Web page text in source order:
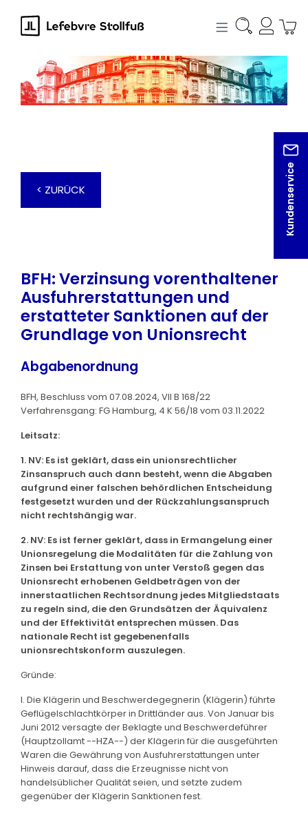
springen
Kundenservice
< ZURÜCK
BFH: Verzinsung vorenthaltener
Ausfuhrerstattungen und
erstatteter Sanktionen auf der
Grundlage von Unionsrecht
Abgabenordnung
BFH, Beschluss vom 07.08.2024, VII B 168/22
Verfahrensgang: FG Hamburg, 4 K 56/18 vom 03.11.2022
Leitsatz:
1. NV: Es ist geklärt, dass ein unionsrechtlicher
Zinsanspruch auch dann besteht, wenn die Abgaben
aufgrund einer falschen behördlichen Entscheidung
festgesetzt wurden und der Rückzahlungsanspruch
nicht rechtshängig war.
2. NV: Es ist ferner geklärt, dass in Ermangelung einer
Unionsregelung die Modalitäten für die Zahlung von
Zinsen bei Erstattung von unter Verstoß gegen das
Unionsrecht erhobenen Geldbeträgen von der
innerstaatlichen Rechtsordnung jedes Mitgliedstaats
zu regeln sind, die den Grundsätzen der Äquivalenz
und der Effektivität entsprechen müssen. Das
nationale Recht ist gegebenenfalls
unionsrechtskonform auszulegen.
Gründe:
I. Die Klägerin und Beschwerdegegnerin (Klägerin) führte
Geflügelschlachtkörper in Drittländer aus. Von Januar bis
Juni 2012 versagte der Beklagte und Beschwerdeführer
(Hauptzollamt --HZA--) der Klägerin für die ausgeführten
Waren die Gewährung von Ausfuhrerstattungen unter
Hinweis darauf, dass die Erzeugnisse nicht von
handelsüblicher Qualität seien, und setzte zudem
gegenüber der Klägerin Sanktionen fest.